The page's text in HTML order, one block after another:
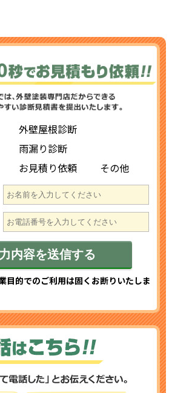
外壁屋根診断
雨漏り診断
お見積り依頼
その他
目的でのご利用は固くお断りいたしま